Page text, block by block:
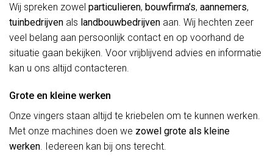
Wij spreken zowel particulieren, bouwfirma’s, aannemers,
tuinbedrijven als landbouwbedrijven aan. Wij hechten zeer
veel belang aan persoonlijk contact en op voorhand de
situatie gaan bekijken. Voor vrijblijvend advies en informatie
kan u ons altijd contacteren.
Grote en kleine werken
Onze vingers staan altijd te kriebelen om te kunnen werken.
Met onze machines doen we zowel grote als kleine
werken. Iedereen kan bij ons terecht.